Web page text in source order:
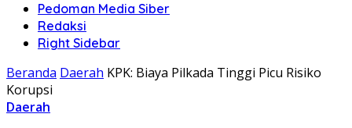
Pedoman Media Siber
Redaksi
Right Sidebar
Beranda Daerah KPK: Biaya Pilkada Tinggi Picu Risiko
Korupsi
Daerah